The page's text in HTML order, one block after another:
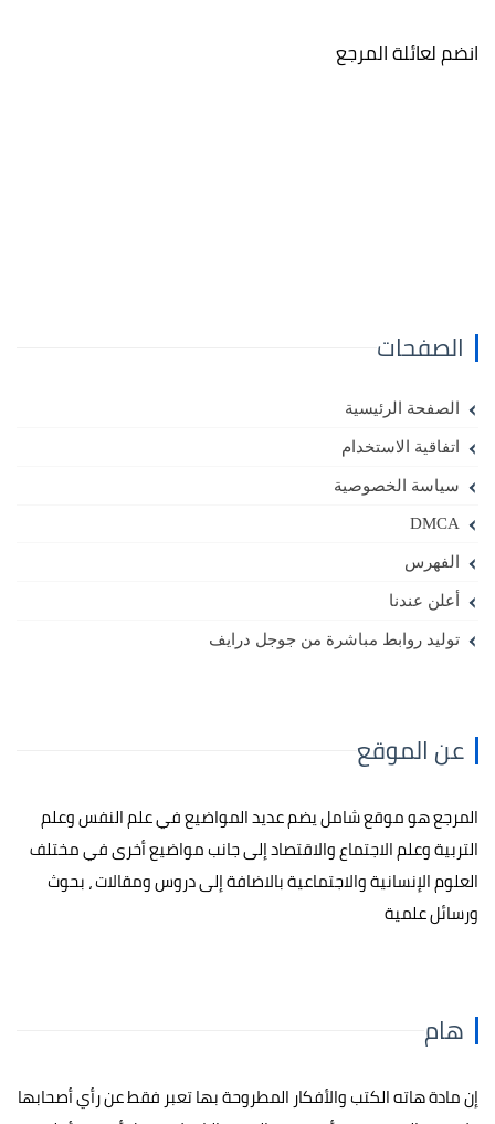
انضم لعائلة المرجع
الصفحات
الصفحة الرئيسية
اتفاقية الاستخدام
سياسة الخصوصية
DMCA
الفهرس
أعلن عندنا
توليد روابط مباشرة من جوجل درايف
عن الموقع
المرجع هو موقع شامل يضم عديد المواضيع في علم النفس وعلم
التربية وعلم الاجتماع والاقتصاد إلى جانب مواضيع أخرى في مختلف
العلوم الإنسانية والاجتماعية بالاضافة إلى دروس ومقالات ، بحوث
ورسائل علمية
هام
إن مادة هاته الكتب والأفكار المطروحة بها تعبر فقط عن رأي أصحابها